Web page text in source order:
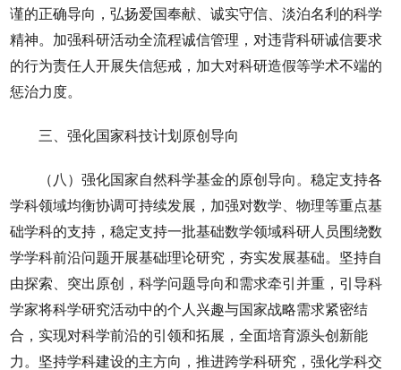
谨的正确导向，弘扬爱国奉献、诚实守信、淡泊名利的科学
精神。加强科研活动全流程诚信管理，对违背科研诚信要求
的行为责任人开展失信惩戒，加大对科研造假等学术不端的
惩治力度。
三、强化国家科技计划原创导向
（八）强化国家自然科学基金的原创导向。稳定支持各
学科领域均衡协调可持续发展，加强对数学、物理等重点基
础学科的支持，稳定支持一批基础数学领域科研人员围绕数
学学科前沿问题开展基础理论研究，夯实发展基础。坚持自
由探索、突出原创，科学问题导向和需求牵引并重，引导科
学家将科学研究活动中的个人兴趣与国家战略需求紧密结
合，实现对科学前沿的引领和拓展，全面培育源头创新能
力。坚持学科建设的主方向，推进跨学科研究，强化学科交